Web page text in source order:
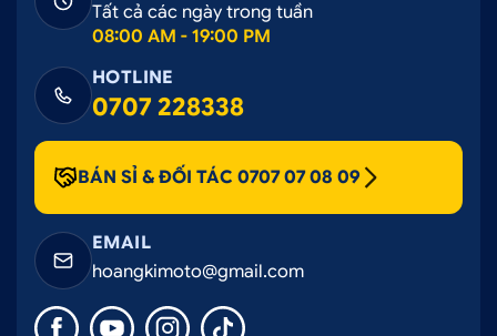
Tất cả các ngày trong tuần
08:00 AM - 19:00 PM
HOTLINE
0707 228338
BÁN SỈ & ĐỐI TÁC 0707 07 08 09
EMAIL
hoangkimoto@gmail.com